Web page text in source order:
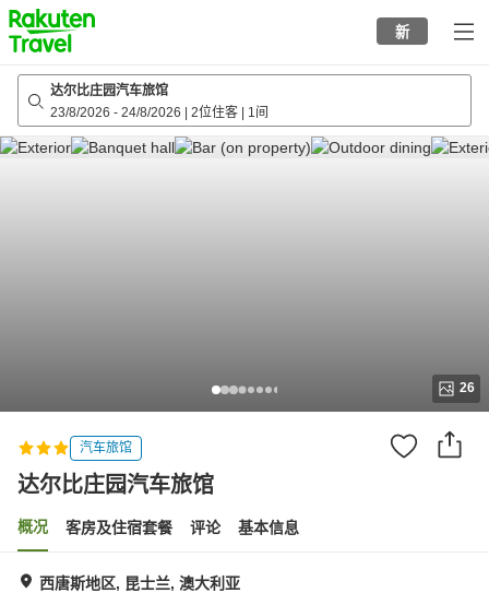
to
top
page
新
达尔比庄园汽车旅馆
23/8/2026 - 24/8/2026 2位住客 1间
26
汽车旅馆
达尔比庄园汽车旅馆
概况 客房及住宿套餐 评论 基本信息
西唐斯地区, 昆士兰, 澳大利亚